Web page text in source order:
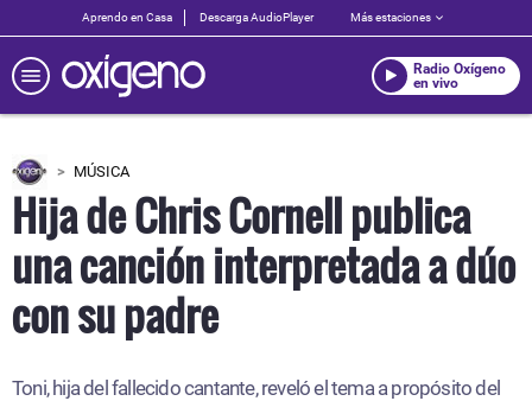
Aprendo en Casa Descarga AudioPlayer Más estaciones
Radio Oxígeno
en vivo
MÚSICA
Hija de Chris Cornell publica
una canción interpretada a dúo
con su padre
Toni, hija del fallecido cantante, reveló el tema a propósito del